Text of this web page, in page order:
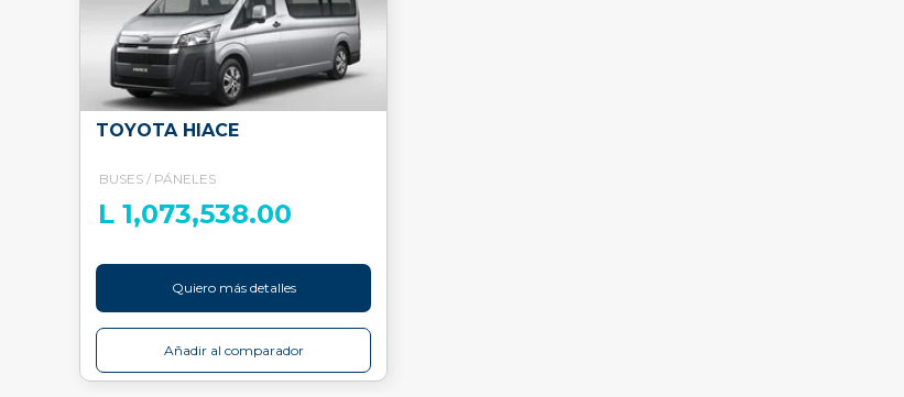
TOYOTA HIACE
BUSES / PÁNELES
L 1,073,538.00
Quiero más detalles
Añadir al comparador